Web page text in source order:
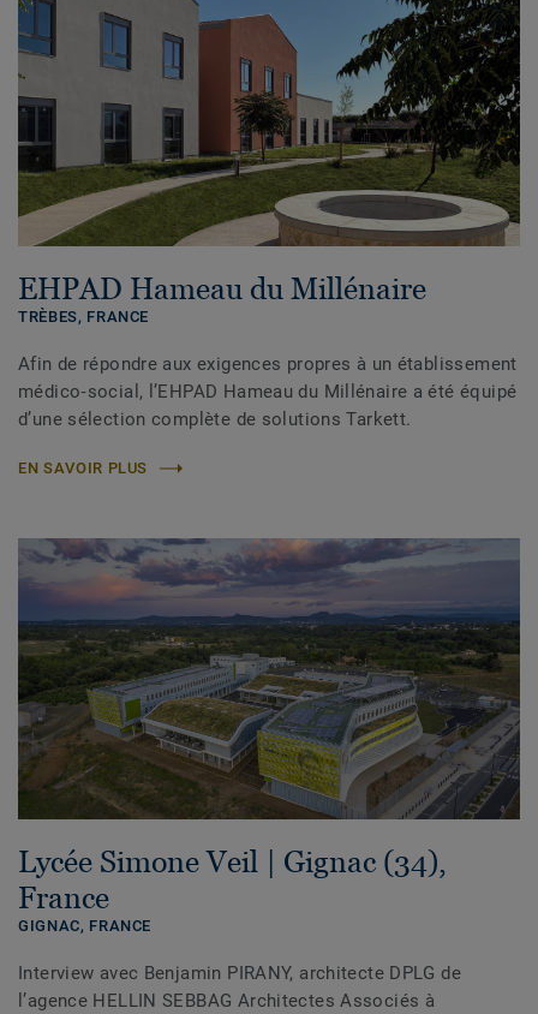
EHPAD Hameau du Millénaire
TRÈBES, FRANCE
Afin de répondre aux exigences propres à un établissement
médico‑social, l’EHPAD Hameau du Millénaire a été équipé
d’une sélection complète de solutions Tarkett.
EN SAVOIR PLUS
Lycée Simone Veil | Gignac (34),
France
GIGNAC, FRANCE
Interview avec Benjamin PIRANY, architecte DPLG de
l’agence HELLIN SEBBAG Architectes Associés à